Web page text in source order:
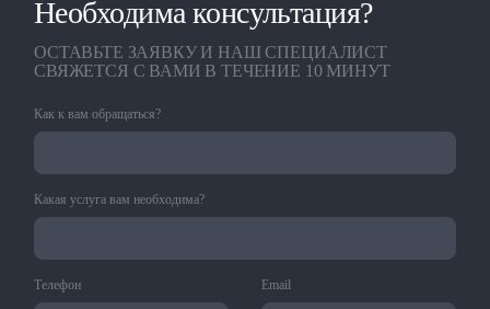
Необходима консультация?
ОСТАВЬТЕ ЗАЯВКУ И НАШ СПЕЦИАЛИСТ
СВЯЖЕТСЯ С ВАМИ В ТЕЧЕНИЕ 10 МИНУТ
Как к вам обращаться?
Какая услуга вам необходима?
Телефон Email